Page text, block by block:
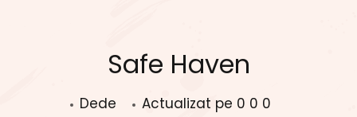
Safe Haven
Dede Actualizat pe 0 0 0